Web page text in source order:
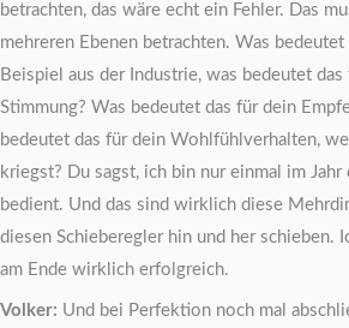
betrachten, das wäre echt ein Fehler. Das
mehreren Ebenen betrachten. Was
Beispiel aus der Industrie, was bedeutet
Stimmung? Was bedeutet das für dein
bedeutet das für dein Wohlfühlverhalten,
kriegst? Du sagst, ich bin nur einmal im Jahr
bedient. Und das sind wirklich diese
diesen Schieberegler hin und her schieben.
am Ende wirklich erfolgreich.
Volker: Und bei Perfektion noch mal